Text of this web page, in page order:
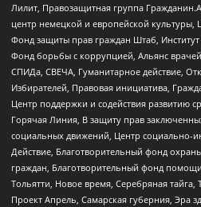
Лилит, Правозащитная группа
центр немецкой и европейской культуры,
Фонд защиты прав граждан Штаб,
Фонд борьбы с коррупцией, Альянс
СПИДа, СВЕЧА, Гуманитарное действие,
Избирателей, Правовая инициатива,
Центр поддержки и содействия развитию
Горячая Линия, В защиту прав
социальных движений, Центр социально-
Действие, Благотворительный фонд
граждан, Благотворительный фонд
Тольятти, Новое время, Серебряная тайга,
Проект Апрель, Самарская губерния, Эра